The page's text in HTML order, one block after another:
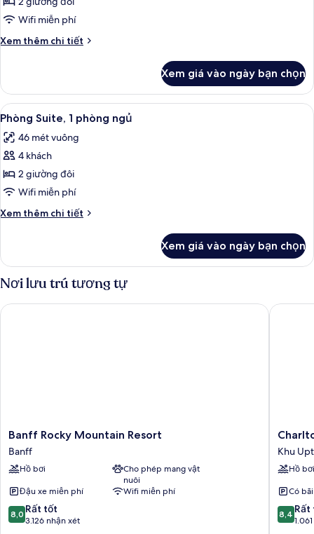
công
2
giường
đôi
Wifi miễn phí
Xem thêm chi tiết
Chi
Phòng,
giường
Xem giá vào ngày bạn chọn
Xem
tất
cả
ảnh
Phòng
Suite,
1
phòng
Phòng Suite, 1 phòng ngủ | Bộ đồ
8
Phòng Suite, 1 phòng ngủ
46 mét vuông
4 khách
2 giường đôi
Wifi miễn phí
Xem thêm chi tiết
Chi
Phòng
Suite,
1
phòng
ngủ
Xem giá vào ngày bạn chọn
Nơi lưu trú tương tự
Banff
Rocky
Mountain
Resort
Banff Rocky Mountain Resort
Banff
Hồ bơi
Cho phép mang vật
nuôi
Đậu xe miễn phí
Wifi miễn phí
8.0
trên
8,0 Rất tốt
3.126 nhận xét
Banff Rocky Mountain Resort
Banff
Khu
Uptown
Khu
Hồ bơi
Có
8.4
trên
8,4 Rất